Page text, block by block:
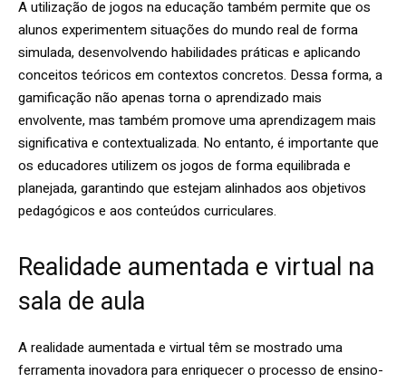
A utilização de jogos na educação também permite que os
alunos experimentem situações do mundo real de forma
simulada, desenvolvendo habilidades práticas e aplicando
conceitos teóricos em contextos concretos. Dessa forma, a
gamificação não apenas torna o aprendizado mais
envolvente, mas também promove uma aprendizagem mais
significativa e contextualizada. No entanto, é importante que
os educadores utilizem os jogos de forma equilibrada e
planejada, garantindo que estejam alinhados aos objetivos
pedagógicos e aos conteúdos curriculares.
Realidade aumentada e virtual na
sala de aula
A realidade aumentada e virtual têm se mostrado uma
ferramenta inovadora para enriquecer o processo de ensino-